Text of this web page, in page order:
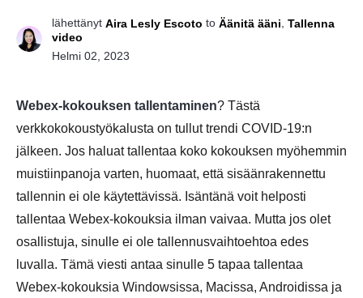
lähettänyt Aira Lesly Escoto to Äänitä ääni Tallenna
video
Helmi 02, 2023
Webex-kokouksen tallentaminen? Tästä
verkkokokoustyökalusta on tullut trendi COVID-19:n
jälkeen. Jos haluat tallentaa koko kokouksen myöhemmin
muistiinpanoja varten, huomaat, että sisäänrakennettu
tallennin ei ole käytettävissä. Isäntänä voit helposti
tallentaa Webex-kokouksia ilman vaivaa. Mutta jos olet
osallistuja, sinulle ei ole tallennusvaihtoehtoa edes
luvalla. Tämä viesti antaa sinulle 5 tapaa tallentaa
Webex-kokouksia Windowsissa, Macissa, Androidissa ja